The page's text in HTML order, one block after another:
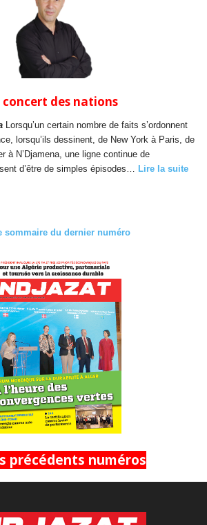
concert des nations
Lorsqu’un certain nombre de faits s’ordonnent
lorsqu’ils dessinent, de New York à Paris, de
à N’Djamena, une ligne continue de
d’être de simples épisodes… Lire la suite
sommaire du dernier numéro
précédents numéros